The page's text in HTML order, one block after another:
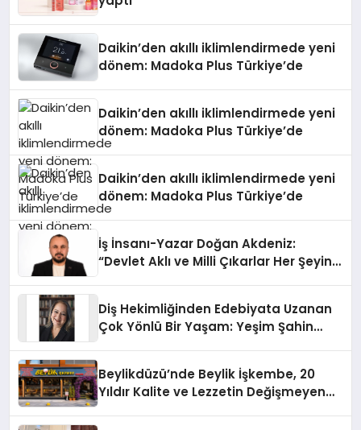
Daikin’den akıllı iklimlendirmede yeni
dönem: Madoka Plus Türkiye’de
Daikin’den akıllı iklimlendirmede yeni
dönem: Madoka Plus Türkiye’de
Daikin’den akıllı iklimlendirmede yeni
dönem: Madoka Plus Türkiye’de
İş İnsanı-Yazar Doğan Akdeniz:
“Devlet Aklı ve Milli Çıkarlar Her Şeyin
Diş Hekimliğinden Edebiyata Uzanan
Çok Yönlü Bir Yaşam: Yeşim Şahin
Beylikdüzü’nde Beylik İşkembe, 20
Yıldır Kalite ve Lezzetin Değişmeyen